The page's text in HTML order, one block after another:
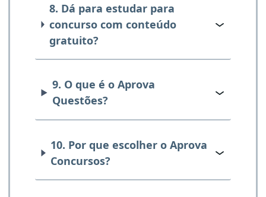
8. Dá para estudar para
concurso com conteúdo
gratuito?
9. O que é o Aprova
Questões?
10. Por que escolher o Aprova
Concursos?